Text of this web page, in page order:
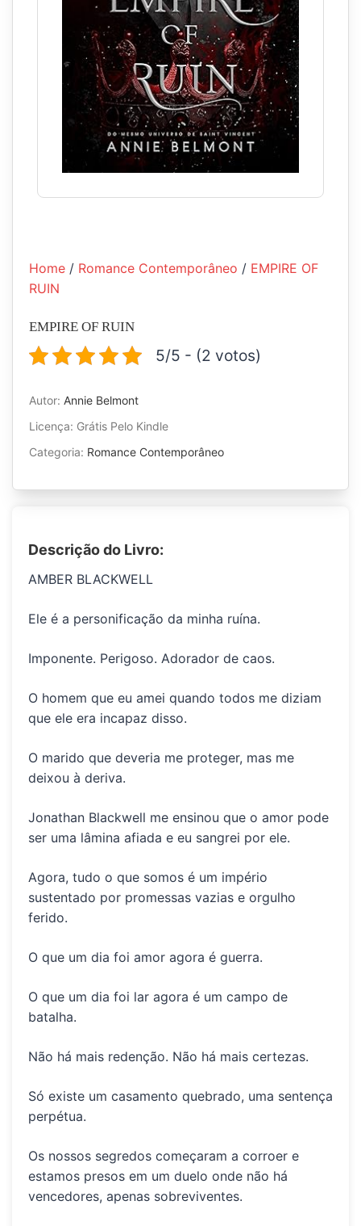
Home / Romance Contemporâneo / EMPIRE OF
RUIN
EMPIRE OF RUIN
5/5 - (2 votos)
Autor: Annie Belmont
Licença: Grátis Pelo Kindle
Categoria: Romance Contemporâneo
Descrição do Livro:
AMBER BLACKWELL
Ele é a personificação da minha ruína.
Imponente. Perigoso. Adorador de caos.
O homem que eu amei quando todos me diziam
que ele era incapaz disso.
O marido que deveria me proteger, mas me
deixou à deriva.
Jonathan Blackwell me ensinou que o amor pode
ser uma lâmina afiada e eu sangrei por ele.
Agora, tudo o que somos é um império
sustentado por promessas vazias e orgulho
ferido.
O que um dia foi amor agora é guerra.
O que um dia foi lar agora é um campo de
batalha.
Não há mais redenção. Não há mais certezas.
Só existe um casamento quebrado, uma sentença
perpétua.
Os nossos segredos começaram a corroer e
estamos presos em um duelo onde não há
vencedores, apenas sobreviventes.